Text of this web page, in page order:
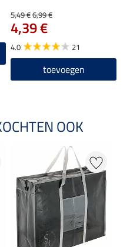
5,49 €6,99 €
4,39 €
4.0 21
toevoegen
OOK